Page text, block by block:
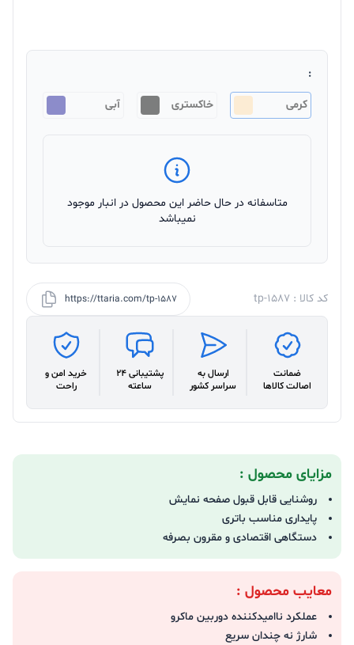
:
کرمی خاکستری آبی
متاسفانه در حال حاضر این محصول در انبار موجود
نمیباشد
کد کالا : tp-1587 https://ttaria.com/tp-1587
ضمانت
اصالت کالاها
ارسال به
سراسر کشور
پشتیبانی 24
ساعته
خرید امن و
راحت
مزایای محصول :
روشنایی قابل قبول صفحه نمایش
پایداری مناسب باتری
دستگاهی اقتصادی و مقرون بصرفه
معایب محصول :
عملکرد ناامیدکننده دوربین ماکرو
شارژ نه چندان سریع